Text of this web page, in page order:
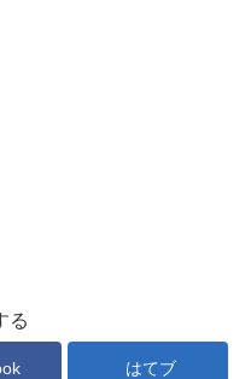
る
はてブ